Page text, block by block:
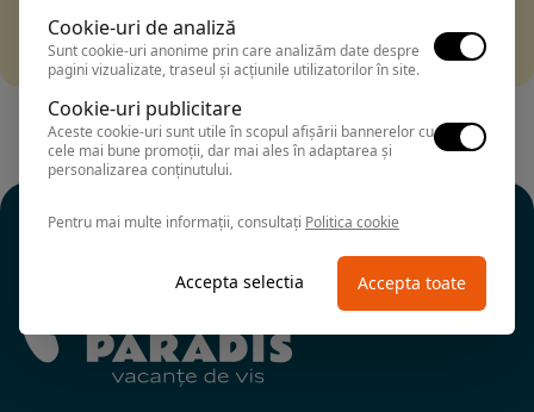
Incearca sa folosesti o cautarea mai generala sau alege
alte fitre.
Cookie-uri de analiză
Sunt cookie-uri anonime prin care analizăm date despre
pagini vizualizate, traseul și acțiunile utilizatorilor în site.
Cookie-uri publicitare
Aceste cookie-uri sunt utile în scopul afișării bannerelor cu
cele mai bune promoții, dar mai ales în adaptarea și
personalizarea conținutului.
Pentru mai multe informații, consultați Politica cookie
Accepta selectia Accepta toate